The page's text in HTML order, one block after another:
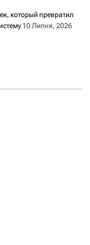
который превратил
10 Липня, 2026